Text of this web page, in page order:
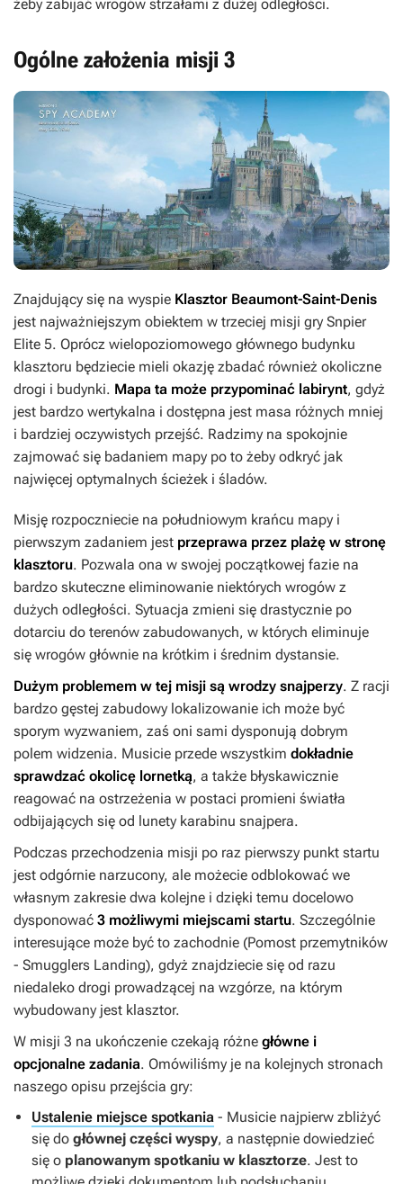
żeby zabijać wrogów strzałami z dużej odległości.
Ogólne założenia misji 3
Znajdujący się na wyspie Klasztor Beaumont-Saint-Denis
jest najważniejszym obiektem w trzeciej misji gry Snpier
Elite 5. Oprócz wielopoziomowego głównego budynku
klasztoru będziecie mieli okazję zbadać również okoliczne
drogi i budynki. Mapa ta może przypominać labirynt, gdyż
jest bardzo wertykalna i dostępna jest masa różnych mniej
i bardziej oczywistych przejść. Radzimy na spokojnie
zajmować się badaniem mapy po to żeby odkryć jak
najwięcej optymalnych ścieżek i śladów.
Misję rozpoczniecie na południowym krańcu mapy i
pierwszym zadaniem jest przeprawa przez plażę w stronę
klasztoru. Pozwala ona w swojej początkowej fazie na
bardzo skuteczne eliminowanie niektórych wrogów z
dużych odległości. Sytuacja zmieni się drastycznie po
dotarciu do terenów zabudowanych, w których eliminuje
się wrogów głównie na krótkim i średnim dystansie.
Dużym problemem w tej misji są wrodzy snajperzy. Z racji
bardzo gęstej zabudowy lokalizowanie ich może być
sporym wyzwaniem, zaś oni sami dysponują dobrym
polem widzenia. Musicie przede wszystkim dokładnie
sprawdzać okolicę lornetką, a także błyskawicznie
reagować na ostrzeżenia w postaci promieni światła
odbijających się od lunety karabinu snajpera.
Podczas przechodzenia misji po raz pierwszy punkt startu
jest odgórnie narzucony, ale możecie odblokować we
własnym zakresie dwa kolejne i dzięki temu docelowo
dysponować 3 możliwymi miejscami startu. Szczególnie
interesujące może być to zachodnie (Pomost przemytników
- Smugglers Landing), gdyż znajdziecie się od razu
niedaleko drogi prowadzącej na wzgórze, na którym
wybudowany jest klasztor.
W misji 3 na ukończenie czekają różne główne i
opcjonalne zadania. Omówiliśmy je na kolejnych stronach
naszego opisu przejścia gry:
Ustalenie miejsce spotkania - Musicie najpierw zbliżyć
się do głównej części wyspy, a następnie dowiedzieć
się o planowanym spotkaniu w klasztorze. Jest to